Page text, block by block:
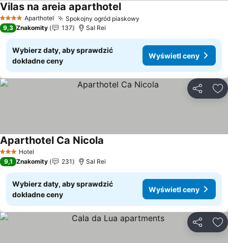
4 KategoriaAparthotel Spokojny ogród piaskowy
Vilas na areia aparthotelWyświetl ceny
9,3 Znakomity 137 Sal Rei
Wybierz daty, aby sprawdzić
dokładne ceny
Wyświetl ceny
3 Kategoria
Hotel
Aparthotel Ca Nicola
9,1 Znakomity 231 Sal Rei
Wybierz daty, aby sprawdzić
dokładne ceny
Wyświetl ceny